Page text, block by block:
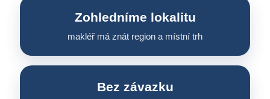
Zohledníme lokalitu
makléř má znát region a místní trh
Bez závazku